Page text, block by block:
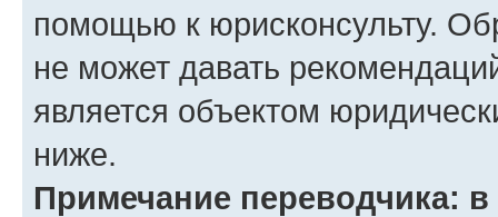
помощью к юрисконсульту.
не может давать
является объектом
ниже.
Примечание переводчика: